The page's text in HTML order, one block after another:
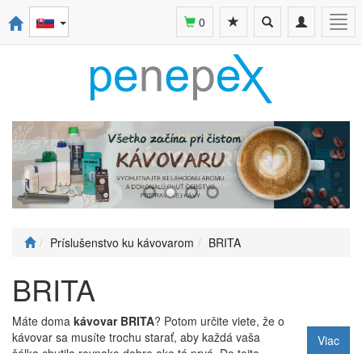
Toggle
navigation
Toggle
search
0
Príslušenstvo ku kávovarom BRITA
BRITA
Máte doma kávovar BRITA? Potom určite viete, že o
kávovar sa musíte trochu starať, aby každá vaša
šálka chutila rovnako dobre ako tá prvá. Do tejto
Viac